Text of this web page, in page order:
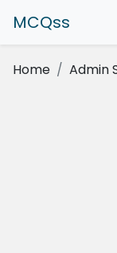
MCQss
Home Admin